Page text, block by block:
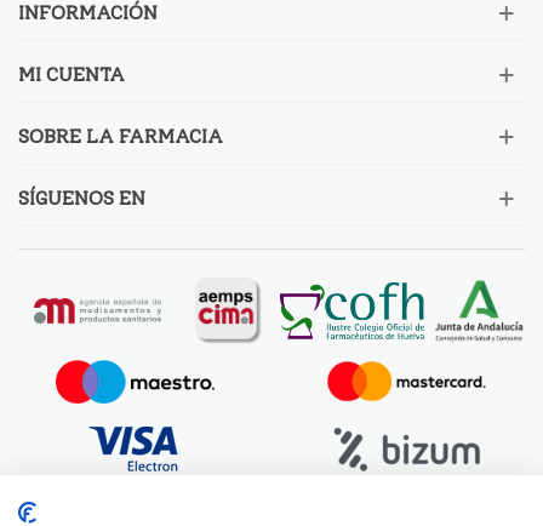
INFORMACIÓN
MI CUENTA
SOBRE LA FARMACIA
SÍGUENOS EN